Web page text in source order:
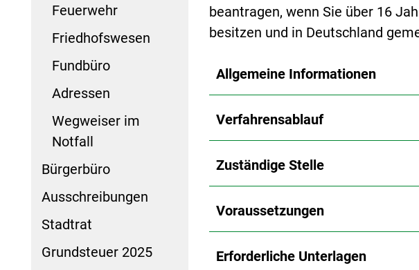
Feuerwehr
Friedhofswesen
Fundbüro
Adressen
Wegweiser im
Notfall
Bürgerbüro
Ausschreibungen
Stadtrat
Grundsteuer 2025
beantragen, wenn Sie über 16
besitzen und in Deutschland
Allgemeine Informationen
Verfahrensablauf
Zuständige Stelle
Voraussetzungen
Erforderliche Unterlagen